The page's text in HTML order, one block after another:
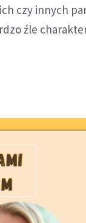
czy innych
źle